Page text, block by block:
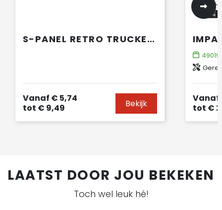
S-PANEL RETRO TRUCKER CAP
Vanaf € 5,74
tot € 9,49 Bekijk
49019
Vanaf
tot €
LAATST DOOR JOU BEKEKEN
Toch wel leuk hé!